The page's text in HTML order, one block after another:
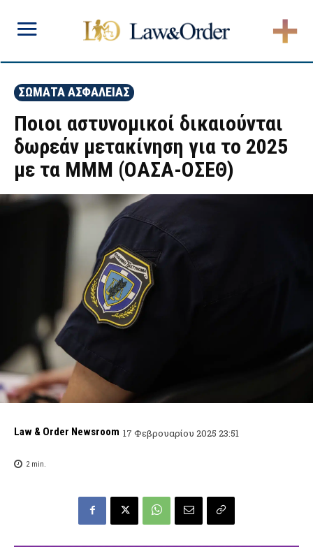
ΣΩΜΑΤΑ ΑΣΦΑΛΕΙΑΣ
Ποιοι αστυνομικοί δικαιούνται
δωρεάν μετακίνηση για το 2025
με τα ΜΜΜ (ΟΑΣΑ-ΟΣΕΘ)
Law & Order Newsroom 17 Φεβρουαρίου 2025 23:51
2min.